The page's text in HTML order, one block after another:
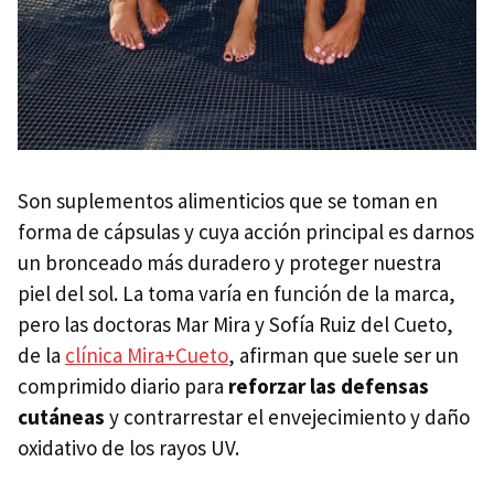
Son suplementos alimenticios que se toman en
forma de cápsulas y cuya acción principal es darnos
un bronceado más duradero y proteger nuestra
piel del sol. La toma varía en función de la marca,
pero las doctoras Mar Mira y Sofía Ruiz del Cueto,
de la clínica Mira+Cueto, afirman que suele ser un
comprimido diario para reforzar las defensas
cutáneas y contrarrestar el envejecimiento y daño
oxidativo de los rayos UV.